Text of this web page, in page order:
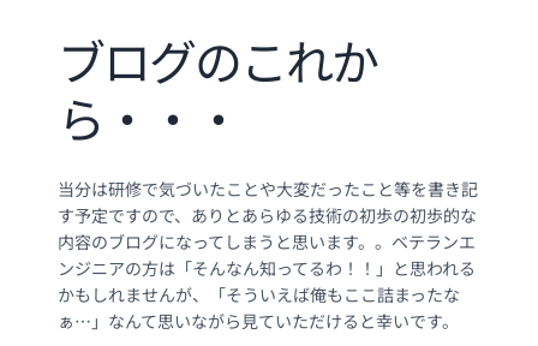
ブログのこれか
ら・・・
当分は研修で気づいたことや大変だったこと等を書き記
す予定ですので、ありとあらゆる技術の初歩の初歩的な
内容のブログになってしまうと思います。。ベテランエ
ンジニアの方は「そんなん知ってるわ！！」と思われる
かもしれませんが、「そういえば俺もここ詰まったな
ぁ…」なんて思いながら見ていただけると幸いです。